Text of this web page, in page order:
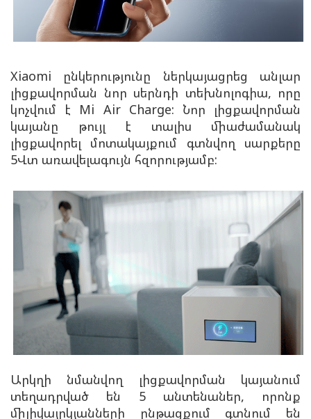
Xiaomi ընկերությունը ներկայացրեց անլար
լիցքավորման նոր սերնդի տեխնոլոգիա, որը
կոչվում է Mi Air Charge: Նոր լիցքավորման
կայանը թույլ է տալիս միաժամանակ
լիցքավորել մոտակայքում գտնվող սարքերը
5Վտ առավելագույն հզորությամբ:
Արկղի նմանվող լիցքավորման կայանում
տեղադրված են 5 անտենաներ, որոնք
միլիվայրկյանների ընթացքում գտնում են